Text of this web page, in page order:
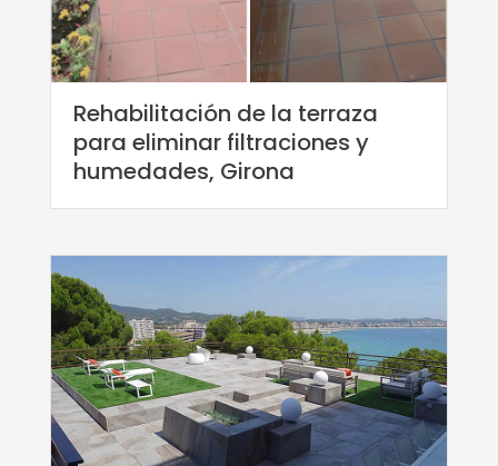
Rehabilitación de la terraza
para eliminar filtraciones y
humedades, Girona